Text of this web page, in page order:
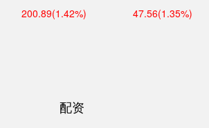
200.89(1.42%)
47.56(1.35%)
配资